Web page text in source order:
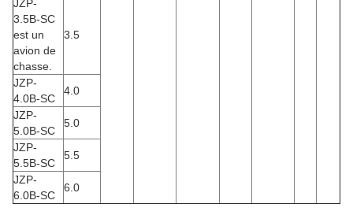
JZP-
3.5B-SC
est un
avion de
chasse.
3.5
JZP-
4.0B-SC
4.0
JZP-
5.0B-SC
5.0
JZP-
5.5B-SC
5.5
JZP-
6.0B-SC
6.0